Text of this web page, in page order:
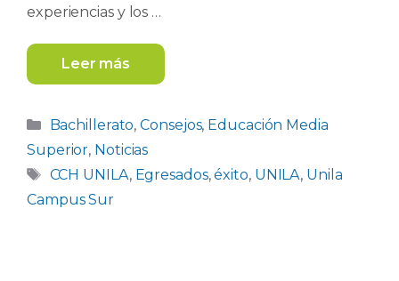
experiencias y los …
Leer más
Categorías
Bachillerato,Consejos, Educación Media
Superior, Noticias
Etiquetas
CCH UNILA, Egresados,éxito, UNILA, Unila
Campus Sur